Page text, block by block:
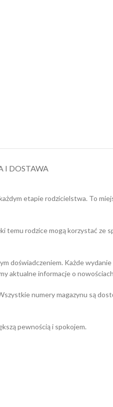
I DOSTAWA
etapie rodzicielstwa. To
temu rodzice mogą korzystać ze
doświadczeniem. Każde
aktualne informacje o
numery magazynu są
pewnością i spokojem.